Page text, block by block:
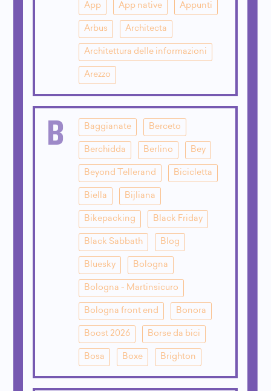
App App native Appunti
Arbus Architecta
Architettura delle informazioni
Arezzo
B Baggianate Berceto
Berchidda Berlino Bey
Beyond Tellerand Bicicletta
Biella Bijliana
Bikepacking Black Friday
Black Sabbath Blog
Bluesky Bologna
Bologna - Martinsicuro
Bologna front end Bonora
Boost 2026 Borse da bici
Bosa Boxe Brighton